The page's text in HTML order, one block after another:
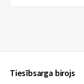
Tiesībsarga birojs